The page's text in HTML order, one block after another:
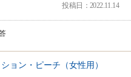
投稿日：2022.11.14
ョン・ピーチ（女性用）